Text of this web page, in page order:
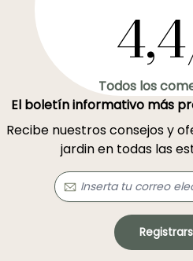
Todos los
El boletín informativo más
Recibe nuestros consejos y
jardin en todas las